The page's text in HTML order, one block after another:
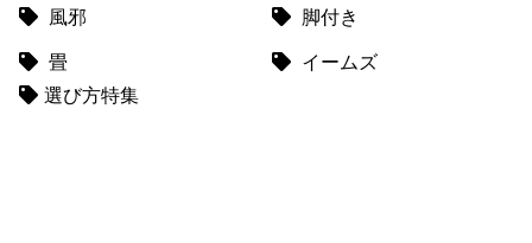
風邪 脚付き
畳
イームズ
選び方特集